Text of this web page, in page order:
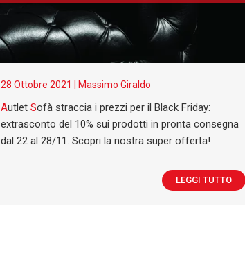
28 Ottobre 2021 | Massimo Giraldo
Autlet Sofà straccia i prezzi per il Black Friday:
extrasconto del 10% sui prodotti in pronta consegna
dal 22 al 28/11. Scopri la nostra super offerta!
LEGGI TUTTO